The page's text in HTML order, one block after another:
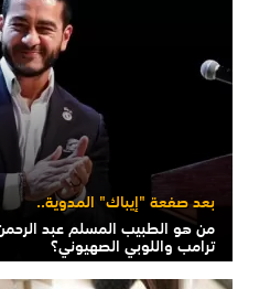
بعد صفعة "إيباك" المدوية..
من هو الطبيب المسلم عبد
ترامب واللوبي الصهيوني؟